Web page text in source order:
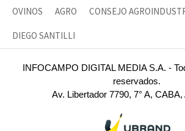
OVINOS AGRO CONSEJO
DIEGO SANTILLI
INFOCAMPO DIGITAL MEDIA S.A. -
reservados.
Av. Libertador 7790, 7° A, CABA,